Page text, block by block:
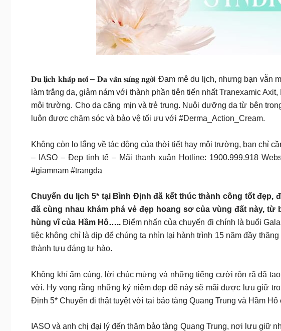
𝐃𝐮 𝐥𝐢̣𝐜𝐡 𝐤𝐡𝐚̆́𝐩 𝐧𝐨̛𝐢 – 𝐃𝐚 𝐯𝐚̂̃𝐧 𝐬𝐚́𝐧𝐠 𝐧𝐠𝐨̛̀i Đam mê du lịch, nhưng bạn
làm trắng da, giảm nám với thành phần tiên tiến nhất Tranexamic
môi trường. Cho da căng mịn và trẻ trung. Nuôi dưỡng da từ bên
luôn được chăm sóc và bảo vệ tối ưu với #Derma_Action_Cream.
Không còn lo lắng về tác động của thời tiết hay môi trường, bạn chỉ
– IASO – Đẹp tinh tế – Mãi thanh xuân Hotline: 1900.999.918
#giamnam #trangda
Chuyến du lịch 5* tại Bình Định đã kết thúc thành công tốt đẹp,
đã cùng nhau khám phá vẻ đẹp hoang sơ của vùng đất này,
hùng vĩ của Hầm Hô…..Điểm nhấn của chuyến đi chính là buổi
tiệc không chỉ là dịp để chúng ta nhìn lại hành trình 15 năm đầy
thành tựu đáng tự hào.
Không khí ấm cúng, lời chúc mừng và những tiếng cười rộn rã đã
vời. Hy vọng rằng những kỷ niệm đẹp đẽ này sẽ mãi được lưu giữ
Định 5* Chuyến đi thật tuyệt vời tại bảo tàng Quang Trung và Hầm
IASO và anh chị đại lý đến thăm bảo tàng Quang Trung, nơi lưu giữ